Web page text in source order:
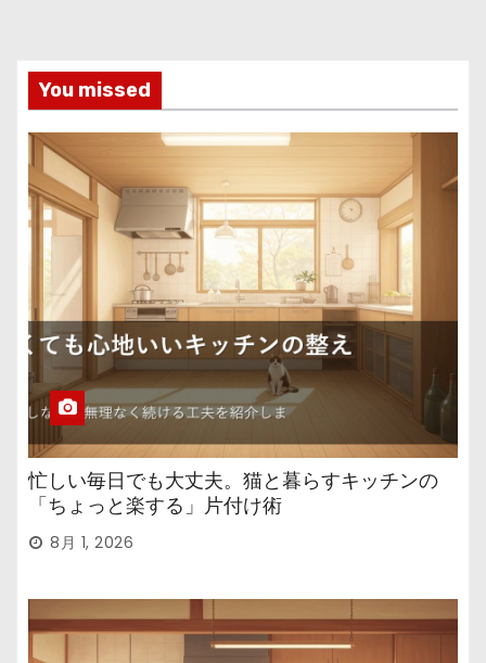
You missed
忙しい毎日でも大丈夫。猫と暮らすキッチンの
「ちょっと楽する」片付け術
8月 1, 2026